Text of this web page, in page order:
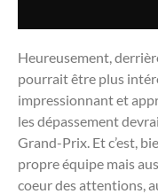
Heureusement,
pourrait être plus
impressionnant et
les dépassement
Grand-Prix. Et c’est,
propre équipe mais
coeur des attentions,